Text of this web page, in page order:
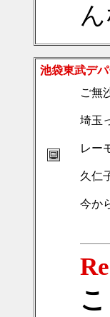
池袋東武デ
ご無
埼玉
レー
久仁
今か
こ